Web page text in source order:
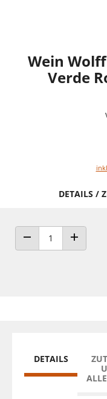
Wein
Verde
DETAILS /
ANZAHL VERRINGERN
ANZAHL
DETAILS